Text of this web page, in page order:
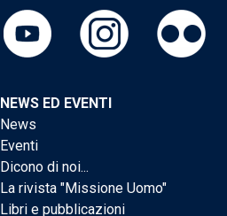
NEWS ED EVENTI
News
Eventi
Dicono di noi...
La rivista "Missione Uomo"
Libri e pubblicazioni